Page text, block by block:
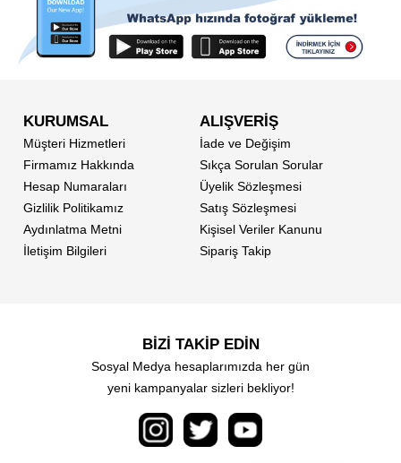
KURUMSAL
Müşteri Hizmetleri
Firmamız Hakkında
Hesap Numaraları
Gizlilik Politikamız
Aydınlatma Metni
İletişim Bilgileri
ALIŞVERİŞ
İade ve Değişim
Sıkça Sorulan Sorular
Üyelik Sözleşmesi
Satış Sözleşmesi
Kişisel Veriler Kanunu
Sipariş Takip
BİZİ TAKİP EDİN
Sosyal Medya hesaplarımızda her gün
yeni kampanyalar sizleri bekliyor!